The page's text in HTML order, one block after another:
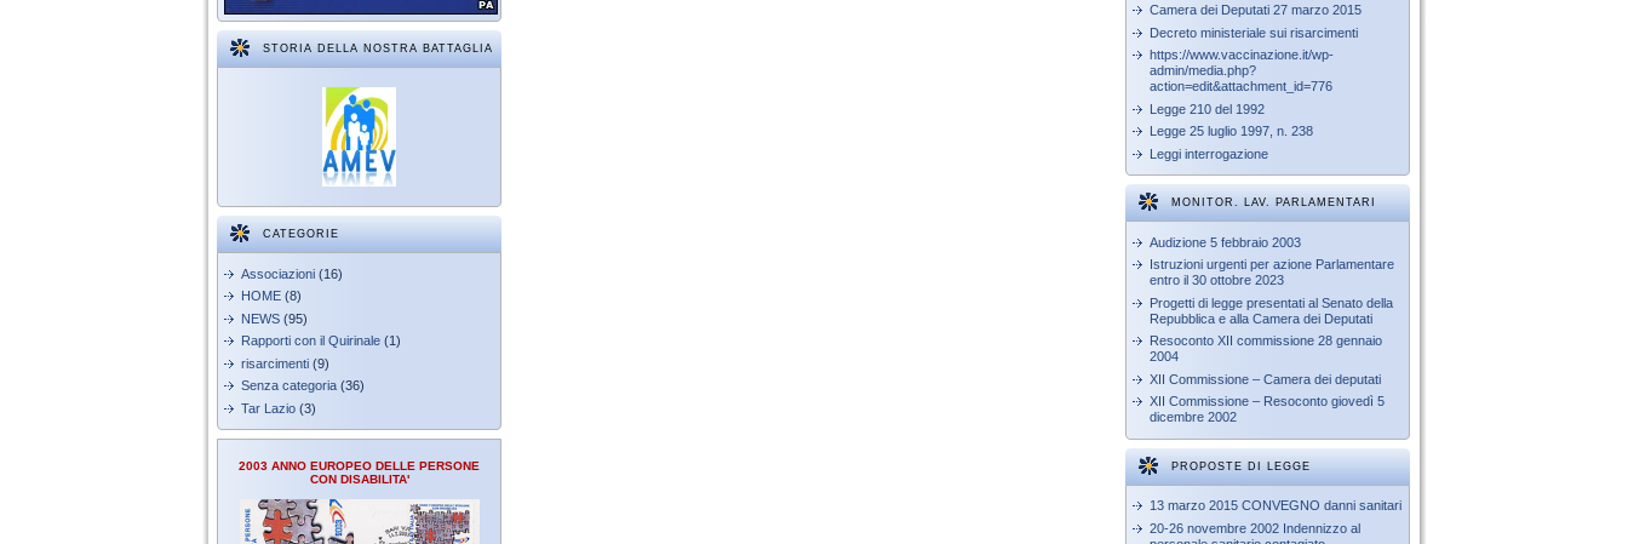
STORIA DELLA NOSTRA BATTAGLIA
CATEGORIE
Associazioni (16)
HOME (8)
NEWS (95)
Rapporti con il Quirinale (1)
risarcimenti (9)
Senza categoria (36)
Tar Lazio (3)
2003 ANNO EUROPEO DELLE PERSONE
CON DISABILITA'
Camera dei Deputati 27 marzo 2015
Decreto ministeriale sui risarcimenti
https://www.vaccinazione.it/wp-
admin/media.php?
action=edit&attachment_id=776
Legge 210 del 1992
Legge 25 luglio 1997, n. 238
Leggi interrogazione
MONITOR. LAV. PARLAMENTARI
Audizione 5 febbraio 2003
Istruzioni urgenti per azione Parlamentare
entro il 30 ottobre 2023
Progetti di legge presentati al Senato della
Repubblica e alla Camera dei Deputati
Resoconto XII commissione 28 gennaio
2004
XII Commissione – Camera dei deputati
XII Commissione – Resoconto giovedì 5
dicembre 2002
PROPOSTE DI LEGGE
13 marzo 2015 CONVEGNO danni sanitari
20-26 novembre 2002 Indennizzo al